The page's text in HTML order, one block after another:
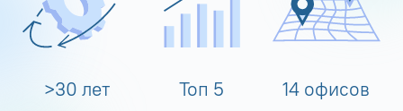
>30 лет Топ 5 14 офисов